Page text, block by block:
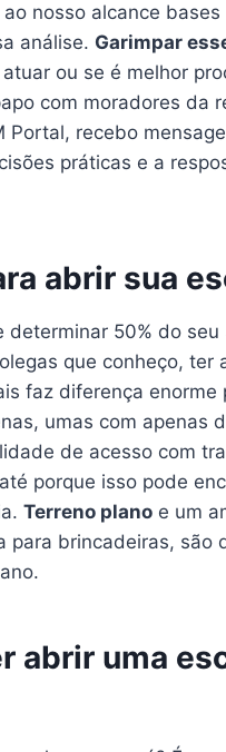
nosso alcance
análise. Garimpar
ou se é melhor
com moradores da
Portal, recebo
práticas e a
abrir sua
50% do seu
que conheço, ter
faz diferença enorme
umas com apenas
de acesso com
porque isso pode
Terreno plano e um
para brincadeiras, são
abrir uma